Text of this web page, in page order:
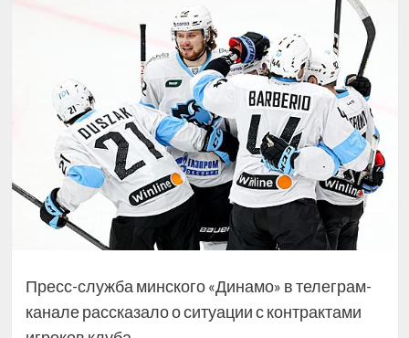
Пресс-служба минского «Динамо» в телеграм-
канале рассказало о ситуации с контрактами